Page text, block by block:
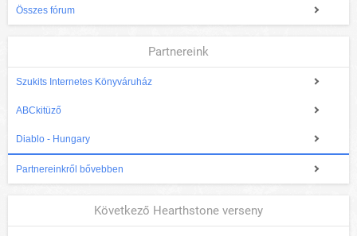
Összes fórum
Partnereink
Szukits Internetes Könyváruház
ABCkitüző
Diablo - Hungary
Partnereinkről bővebben
Következő Hearthstone verseny